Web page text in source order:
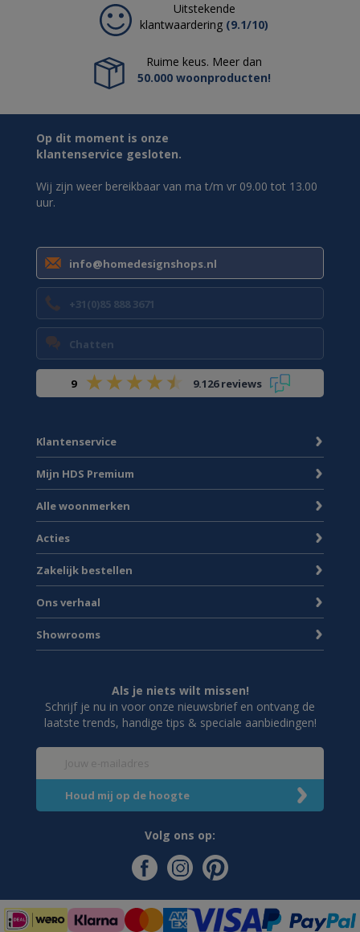
Uitstekende
klantwaardering (9.1/10)
Ruime keus. Meer dan
50.000 woonproducten!
Op dit moment is onze
klantenservice gesloten.
Wij zijn weer bereikbaar van ma t/m vr 09.00 tot 13.00
uur.
info@homedesignshops.nl
+31(0)85 888 3671
Chatten
9 9.126 reviews
Klantenservice
Mijn HDS Premium
Alle woonmerken
Acties
Zakelijk bestellen
Ons verhaal
Showrooms
Als je niets wilt missen!
Schrijf je nu in voor onze nieuwsbrief en ontvang de
laatste trends, handige tips & speciale aanbiedingen!
Volg ons op: